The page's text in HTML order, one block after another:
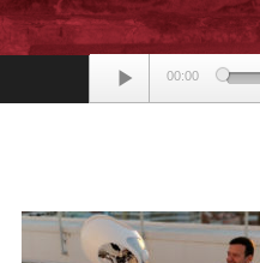
Audio
Player
00:00